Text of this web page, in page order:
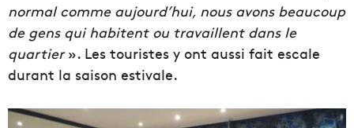
normal comme aujourd’hui, nous avons beaucoup
de gens qui habitent ou travaillent dans le
quartier». Les touristes y ont aussi fait escale
durant la saison estivale.